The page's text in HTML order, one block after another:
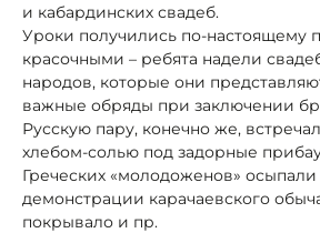
и кабардинских свадеб.
Уроки получились по-настоящему
красочными – ребята надели
народов, которые они
важные обряды при заключении
Русскую пару, конечно же,
хлебом-солью под задорные
Греческих «молодоженов»
демонстрации карачаевского
покрывало и пр.